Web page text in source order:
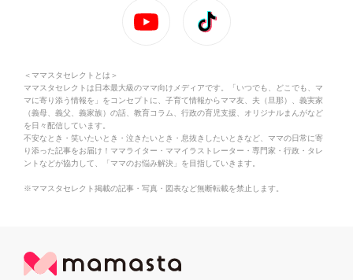
＜ママスタセレクトとは＞
ママスタセレクトは日本最大級のママ向けメディアです。「いつでも、どこでも、マ
マに寄り添う情報を」をコンセプトに、子育て情報からママ友、夫（旦那）、義実家
（義母、義父、義家族）の話、教育コラム、行政の育児支援、オリジナルまんがなど
を日々配信しています。
不安なとき・笑いたいとき・泣きたいとき・息抜きしたいときなど、ママの日常に寄
り添った記事をお届け！ママライター・ママイラストレーター・専門家・行政・タレ
ントなどが協力して、「ママのお悩み解決」を目指していきます。
※ママスタセレクト掲載の記事・写真・図表など無断転載を禁止します。